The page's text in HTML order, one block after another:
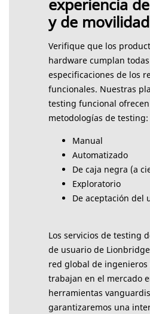
y de
Verifique que los
hardware cumplan
especificaciones de los
funcionales. Nuestras
testing funcional
metodologías de testing:
Manual
Automatizado
De caja negra (a
Exploratorio
De aceptación del
Los servicios de testing
de usuario de
red global de
trabajan en el mercado
herramientas
garantizaremos una